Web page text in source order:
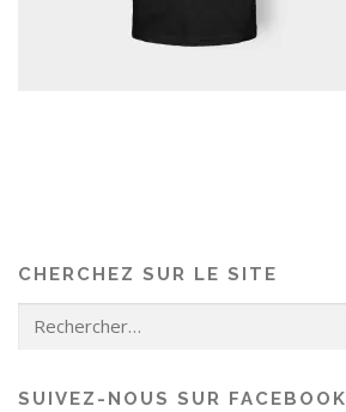
CHERCHEZ SUR LE SITE
SUIVEZ-NOUS SUR FACEBOOK